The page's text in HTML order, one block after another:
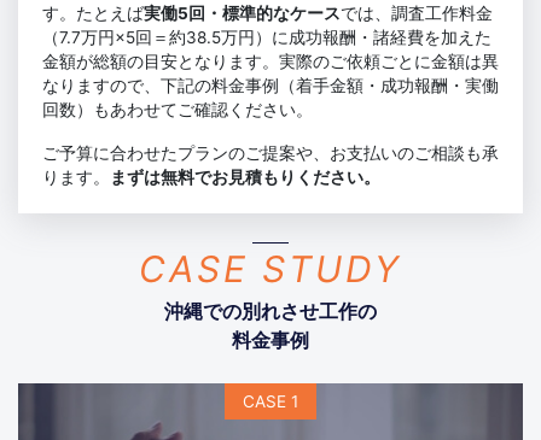
す。たとえば実働5回・標準的なケースでは、調査工作料金
（7.7万円×5回＝約38.5万円）に成功報酬・諸経費を加えた
金額が総額の目安となります。実際のご依頼ごとに金額は異
なりますので、下記の料金事例（着手金額・成功報酬・実働
回数）もあわせてご確認ください。
ご予算に合わせたプランのご提案や、お支払いのご相談も承
ります。
まずは無料でお見積もりください。
CASE STUDY
沖縄での別れさせ工作の
料金事例
CASE 1